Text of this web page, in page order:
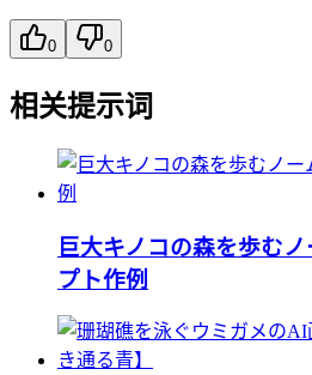
0 0
相关提示词
巨大キノコの森を歩む
プト作例